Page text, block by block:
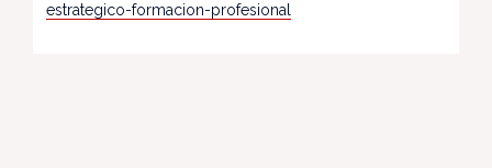
estrategico-formacion-profesional